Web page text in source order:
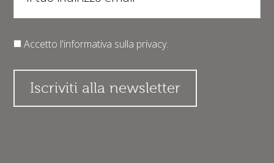
Accetto l'informativa sulla privacy.